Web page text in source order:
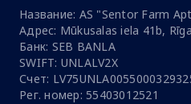
Название: AS "Sentor Farm
Адрес: Mūkusalas iela 41b,
Банк: SEB BANLA
SWIFT: UNLALV2X
Счет:
Рег. номер: 55403012521